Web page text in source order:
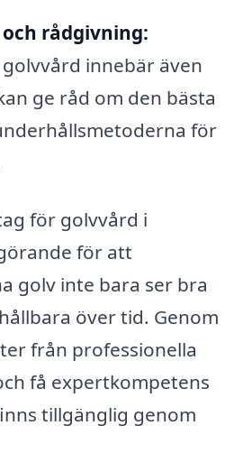
rådgivning:
innebär även
ge råd om den bästa
för
för golvvård i
för att
golv inte bara ser bra
över tid. Genom
från professionella
få expertkompetens
tillgänglig genom